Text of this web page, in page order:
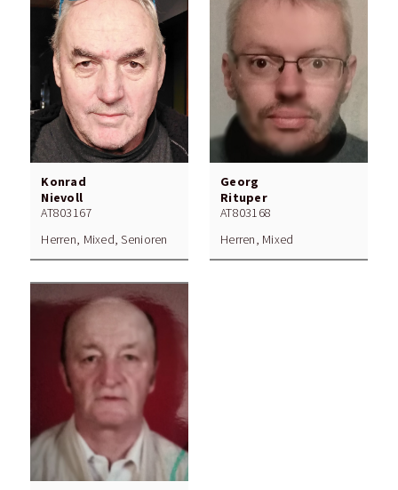
Konrad
Nievoll
AT803167
Herren, Mixed, Senioren
Georg
Rituper
AT803168
Herren, Mixed